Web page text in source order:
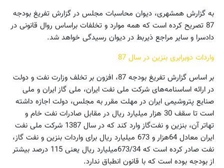
به گزارش همشهری، دیوان محاسبات مجلس در گزارش تفریغ بودجه
87 تصریح کرده است که همه موارد و تخلفات براساس روال قانونی در
دادسرا و سایر مراجع ذیربط در دیوان رسیدگی خواهد شد.
واردات دوبرابری بنزین در سال 87
بر اساس گزارش تفریغ بودجه 87، افزون بر تخلف وزارت نفت و دولت
در ارائه اساسنامه‌های شرکت ملی نفت ایران، ملی گاز ایران و ملی
صنایع پتروشیمی ایران در مهلت مقرر به مجلس، دولت اجازه داشته
است تا سقف 30 هزار میلیارد ریال در مقابل صادرات نفت خام و
تهاتر آن، بنزین و نفت‌گاز وارد کند که در سال 1387 شرکت ملی نفت
ایران معادل 64هزار و 673 میلیارد ریال برای واردات بنزین و نفت گاز،
نفت صادر کرده است که 673/34میلیارد ریال یعنی 115 درصد بیشتر
از بودجه بوده است که با قانون انطباق ندارد.